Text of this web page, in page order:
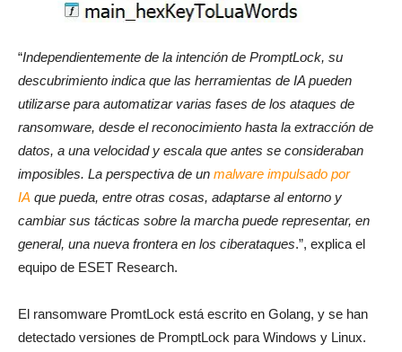
“Independientemente de la intención de PromptLock, su
descubrimiento indica que las herramientas de IA pueden
utilizarse para automatizar varias fases de los ataques de
ransomware, desde el reconocimiento hasta la extracción de
datos, a una velocidad y escala que antes se consideraban
imposibles. La perspectiva de un malware impulsado por
IA que pueda, entre otras cosas, adaptarse al entorno y
cambiar sus tácticas sobre la marcha puede representar, en
general, una nueva frontera en los ciberataques.”, explica el
equipo de ESET Research.
El ransomware PromtLock está escrito en Golang, y se han
detectado versiones de PromptLock para Windows y Linux.